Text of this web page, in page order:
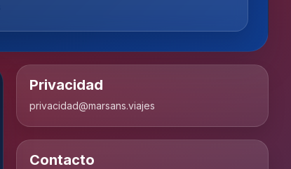
Privacidad
privacidad@marsans.viajes
Contacto